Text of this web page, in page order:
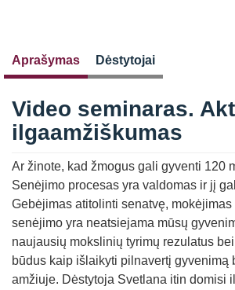
Aprašymas Dėstytojai
Video seminaras.
ilgaamžiškumas
Ar žinote, kad žmogus gali gyventi 120
Senėjimo procesas yra valdomas ir jį
Gebėjimas atitolinti senatvę,
senėjimo yra neatsiejama mūsų
naujausių mokslinių tyrimų rezulatus
būdus kaip išlaikyti pilnavertį gyvenimą
amžiuje. Dėstytoja Svetlana itin domisi